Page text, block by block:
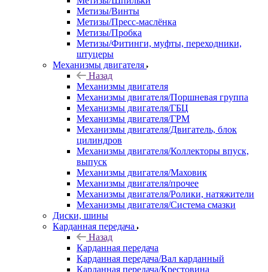
Метизы/Винты
Метизы/Пресс-маслёнка
Метизы/Пробка
Метизы/Фитинги, муфты, переходники,
штуцеры
Механизмы двигателя
Назад
Механизмы двигателя
Механизмы двигателя/Поршневая группа
Механизмы двигателя/ГБЦ
Механизмы двигателя/ГРМ
Механизмы двигателя/Двигатель, блок
цилиндров
Механизмы двигателя/Коллекторы впуск,
выпуск
Механизмы двигателя/Маховик
Механизмы двигателя/прочее
Механизмы двигателя/Ролики, натяжители
Механизмы двигателя/Система смазки
Диски, шины
Карданная передача
Назад
Карданная передача
Карданная передача/Вал карданный
Карданная передача/Крестовина